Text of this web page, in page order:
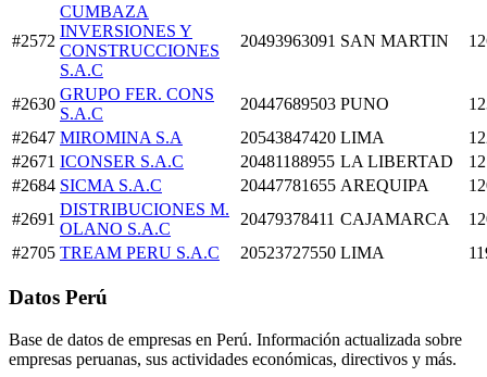
#2572
CUMBAZA
INVERSIONES Y
CONSTRUCCIONES
S.A.C
20493963091 SAN MARTIN
#2630
GRUPO FER. CONS
S.A.C
20447689503 PUNO
#2647 MIROMINA S.A 20543847420 LIMA
#2671 ICONSER S.A.C 20481188955 LA LIBERTAD
#2684 SICMA S.A.C 20447781655 AREQUIPA
#2691
DISTRIBUCIONES M.
OLANO S.A.C
20479378411 CAJAMARCA
#2705 TREAM PERU S.A.C 20523727550 LIMA
Datos Perú
Base de datos de empresas en Perú. Información actualizada sobre
empresas peruanas, sus actividades económicas, directivos y más.